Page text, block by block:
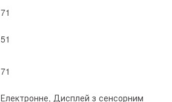
71
51
71
Електронне, Дисплей з сенсорним